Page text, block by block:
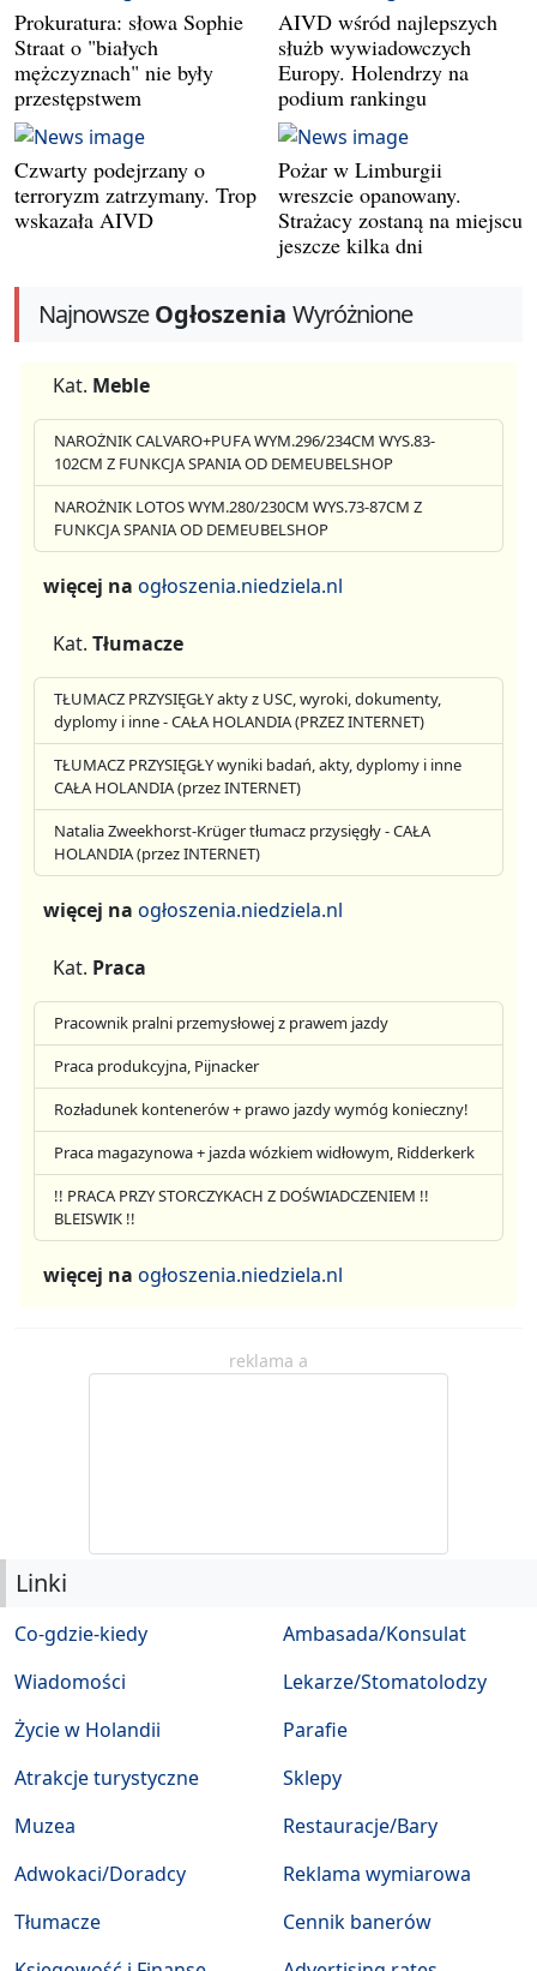
Prokuratura: słowa Sophie
Straat o "białych
mężczyznach" nie były
przestępstwem
AIVD wśród najlepszych
służb wywiadowczych
Europy. Holendrzy na
podium rankingu
Czwarty podejrzany o
terroryzm zatrzymany. Trop
wskazała AIVD
Pożar w Limburgii
wreszcie opanowany.
Strażacy zostaną na miejscu
jeszcze kilka dni
NajnowszeOgłoszenia Wyróżnione
Kat. Meble
NAROŻNIK CALVARO+PUFA WYM.296/234CM WYS.83-
102CM Z FUNKCJA SPANIA OD DEMEUBELSHOP
NAROŻNIK LOTOS WYM.280/230CM WYS.73-87CM Z
FUNKCJA SPANIA OD DEMEUBELSHOP
więcej na ogłoszenia.niedziela.nl
Kat. Tłumacze
TŁUMACZ PRZYSIĘGŁY akty z USC, wyroki, dokumenty,
dyplomy i inne - CAŁA HOLANDIA (PRZEZ INTERNET)
TŁUMACZ PRZYSIĘGŁY wyniki badań, akty, dyplomy i inne
CAŁA HOLANDIA (przez INTERNET)
Natalia Zweekhorst-Krüger tłumacz przysięgły - CAŁA
HOLANDIA (przez INTERNET)
więcej na ogłoszenia.niedziela.nl
Kat. Praca
Pracownik pralni przemysłowej z prawem jazdy
Praca produkcyjna, Pijnacker
Rozładunek kontenerów + prawo jazdy wymóg konieczny!
Praca magazynowa + jazda wózkiem widłowym, Ridderkerk
!! PRACA PRZY STORCZYKACH Z DOŚWIADCZENIEM !!
BLEISWIK !!
więcej na ogłoszenia.niedziela.nl
reklama a
Linki
Co-gdzie-kiedy
Wiadomości
Życie w Holandii
Atrakcje turystyczne
Muzea
Ambasada/Konsulat
Lekarze/Stomatolodzy
Parafie
Sklepy
Restauracje/Bary
Adwokaci/Doradcy
Tłumacze
Reklama wymiarowa
Cennik banerów